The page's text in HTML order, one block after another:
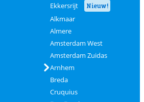
Ekkersrijt Nieuw!
Alkmaar
Almere
Amsterdam West
Amsterdam Zuidas
Arnhem
Breda
Cruquius